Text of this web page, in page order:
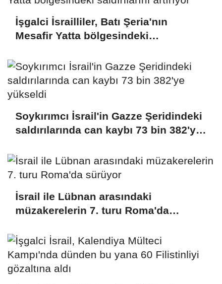
İşgalci İsrailliler, Batı Şeria'nın
Mesafir Yatta bölgesindeki
Soykırımcı İsrail'in Gazze Şeridindeki
saldırılarında can kaybı 73 bin 382'ye
İsrail ile Lübnan arasındaki
müzakerelerin 7. turu Roma'da